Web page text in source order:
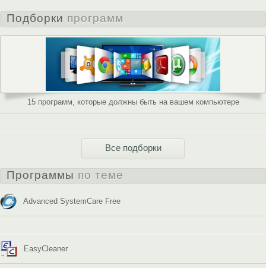
Подборки программ
15 программ, которые должны быть на вашем компьютере
Все подборки
Программы по теме
Advanced SystemCare Free
EasyCleaner